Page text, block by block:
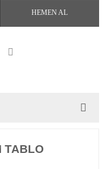
HEMEN AL
TABLO